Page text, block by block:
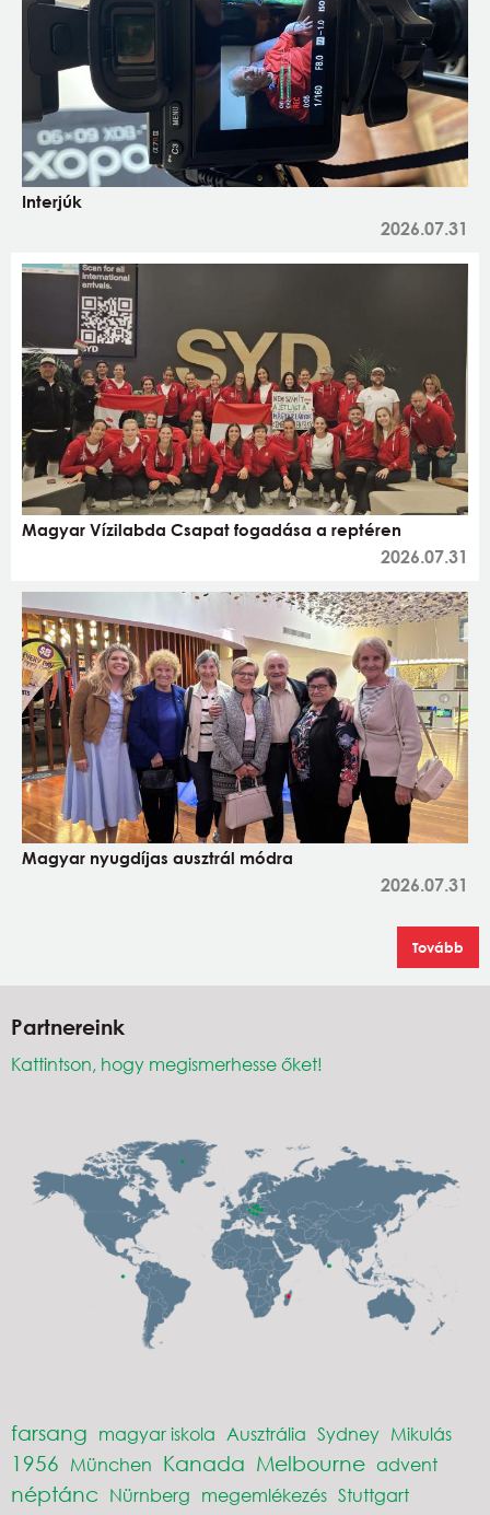
Interjúk
2026.07.31
Magyar Vízilabda Csapat fogadása a reptéren
2026.07.31
Magyar nyugdíjas ausztrál módra
2026.07.31
Tovább
Partnereink
Kattintson, hogy megismerhesse őket!
farsang magyar iskola Ausztrália Sydney Mikulás
1956 München Kanada Melbourne advent
néptánc Nürnberg megemlékezés Stuttgart